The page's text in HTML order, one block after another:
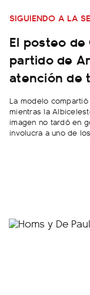
SIGUIENDO A LA
El posteo
partido de
atención de
La modelo
mientras la
imagen no tardó en
involucra a uno de